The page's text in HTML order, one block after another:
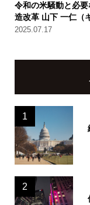
令和の米騒動と必
造改革 山下 一仁（
2025.07.17
1
2